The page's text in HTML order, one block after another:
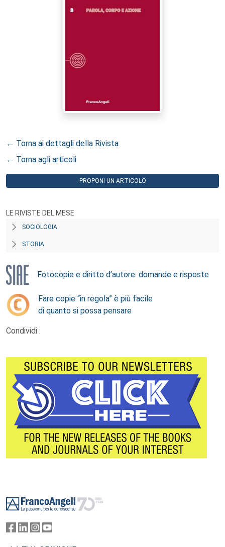
← Torna ai dettagli della Rivista
← Torna agli articoli
PROPONI UN ARTICOLO
LE RIVISTE DEL MESE
SOCIOLOGIA
STORIA
Fotocopie e diritto d’autore: domande e risposte
Fare copie “in regola” è più facile
di quanto si possa pensare
Condividi :